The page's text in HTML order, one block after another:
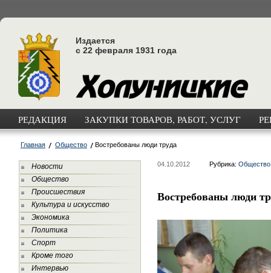
Издается
с 22 февраля 1931 года
РЕДАКЦИЯ ЗАКУПКИ ТОВАРОВ, РАБОТ, УСЛУГ
Главная Общество Востребованы люди труда
Новости
Общество
Происшествия
Культура и искусство
Экономика
Политика
Спорт
Кроме того
Интервью
04.10.2012 Рубрика: Общество
Востребованы люди